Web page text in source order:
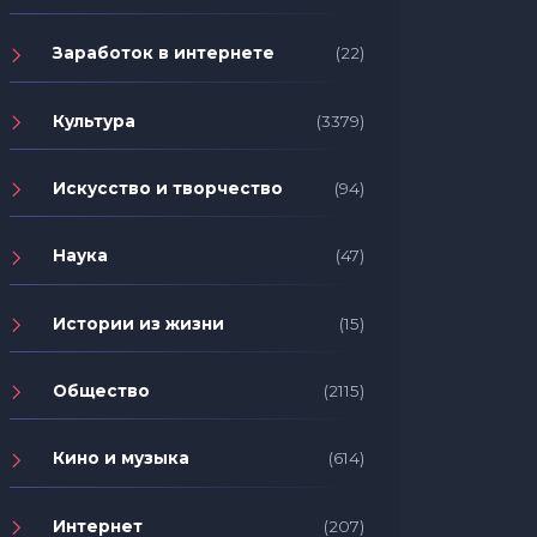
Заработок в интернете (22)
Культура (3379)
Искусство и творчество (94)
Наука (47)
Истории из жизни (15)
Общество (2115)
Кино и музыка (614)
Интернет (207)